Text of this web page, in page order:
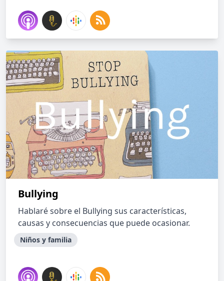
Bullying
Hablaré sobre el Bullying sus características,
causas y consecuencias que puede ocasionar.
Niños y familia